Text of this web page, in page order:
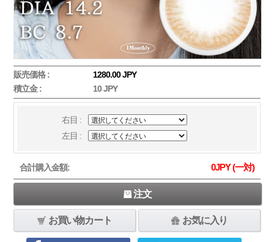
販売価格 :
1280.00 JPY
積立金 :
10 JPY
右目 :
左目 :
合計購入金額: 0JPY (一対)
注文
お買い物カート お気に入り